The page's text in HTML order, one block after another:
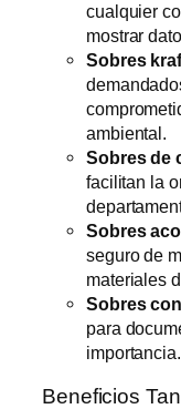
cualquier
mostrar
Sobres
ambiental.
Sobres de
facilitan la
Sobres
seguro de
materiales
Sobres
para
importancia.
Beneficios